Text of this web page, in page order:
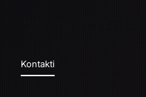
Kontakti